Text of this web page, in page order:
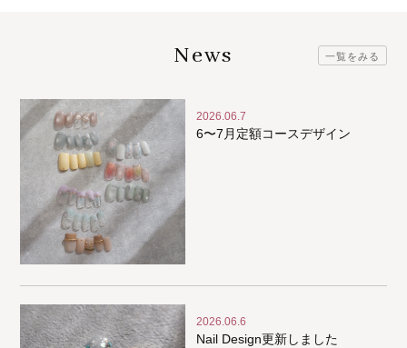
News 一覧をみる
2026.06.7
6〜7月定額コースデザイン
2026.06.6
Nail Design更新しました